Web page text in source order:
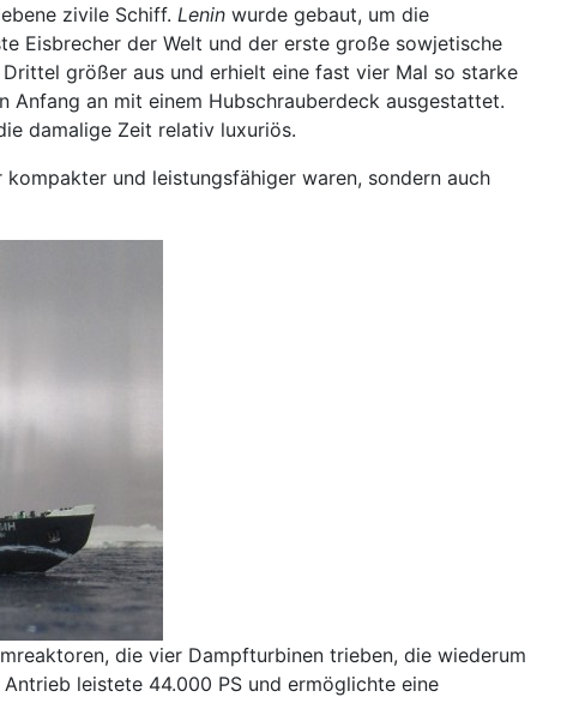
zivile Schiff. Lenin wurde gebaut, um die
Eisbrecher der Welt und der erste große sowjetische
größer aus und erhielt eine fast vier Mal so starke
Anfang an mit einem Hubschrauberdeck ausgestattet.
damalige Zeit relativ luxuriös.
und leistungsfähiger waren, sondern auch
die vier Dampfturbinen trieben, die wiederum
leistete 44.000 PS und ermöglichte eine